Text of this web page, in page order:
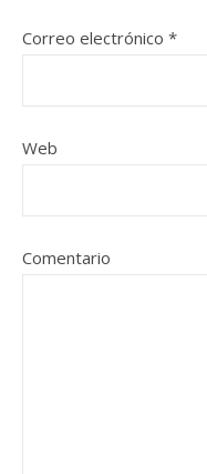
Correo electrónico *
Web
Comentario